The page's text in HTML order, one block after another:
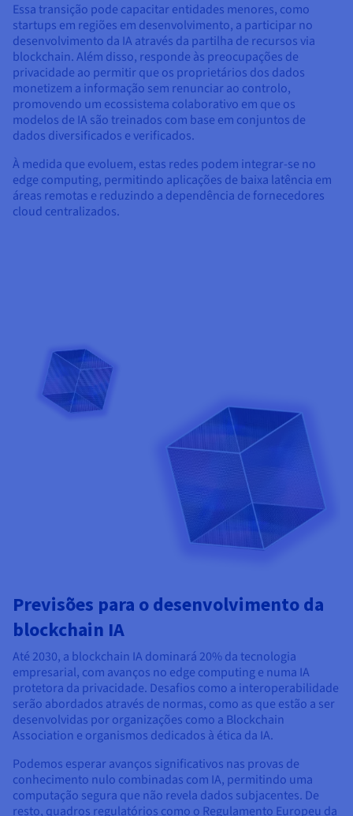
Essa transição pode capacitar entidades menores, como
startups em regiões em desenvolvimento, a participar no
desenvolvimento da IA através da partilha de recursos via
blockchain. Além disso, responde às preocupações de
privacidade ao permitir que os proprietários dos dados
monetizem a informação sem renunciar ao controlo,
promovendo um ecossistema colaborativo em que os
modelos de IA são treinados com base em conjuntos de
dados diversificados e verificados.
À medida que evoluem, estas redes podem integrar-se no
edge computing, permitindo aplicações de baixa latência em
áreas remotas e reduzindo a dependência de fornecedores
cloud centralizados.
Previsões para o desenvolvimento da
blockchain IA
Até 2030, a blockchain IA dominará 20% da tecnologia
empresarial, com avanços no edge computing e numa IA
protetora da privacidade. Desafios como a interoperabilidade
serão abordados através de normas, como as que estão a ser
desenvolvidas por organizações como a Blockchain
Association e organismos dedicados à ética da IA.
Podemos esperar avanços significativos nas provas de
conhecimento nulo combinadas com IA, permitindo uma
computação segura que não revela dados subjacentes. De
resto, quadros regulatórios como o Regulamento Europeu da